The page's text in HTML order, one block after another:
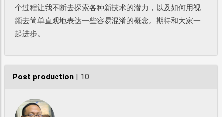
个过程让我不断去探索各种新技术的潜力，以及如何用视
频去简单直观地表达一些容易混淆的概念。期待和大家一
起进步。
Post production | 10